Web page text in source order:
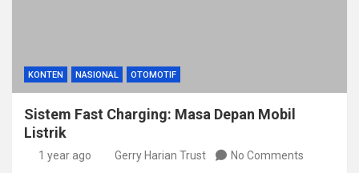
KONTEN NASIONAL OTOMOTIF
Sistem Fast Charging: Masa Depan Mobil
Listrik
1 year ago Gerry Harian Trust No Comments